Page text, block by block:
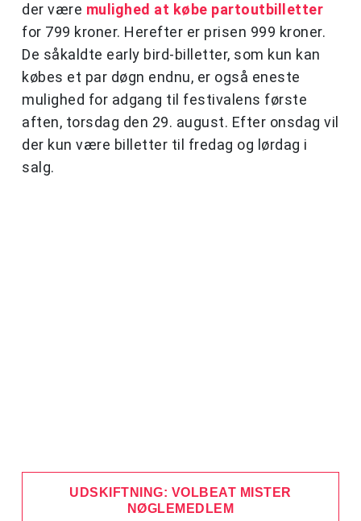
der være mulighed at købe partoutbilletter
for 799 kroner. Herefter er prisen 999 kroner.
De såkaldte early bird-billetter, som kun kan
købes et par døgn endnu, er også eneste
mulighed for adgang til festivalens første
aften, torsdag den 29. august. Efter onsdag vil
der kun være billetter til fredag og lørdag i
salg.
UDSKIFTNING: VOLBEAT MISTER
NØGLEMEDLEM